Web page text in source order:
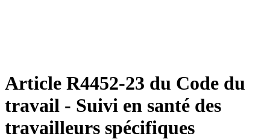
Article R4452-23 du Code du
travail - Suivi en santé des
travailleurs spécifiques